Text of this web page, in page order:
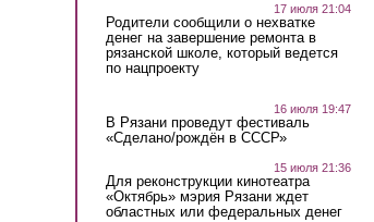
17 июля 21:04
Родители сообщили о нехватке
денег на завершение ремонта в
рязанской школе, который ведется
по нацпроекту
16 июля 19:47
В Рязани проведут фестиваль
«Сделано/рождён в СССР»
15 июля 21:36
Для реконструкции кинотеатра
«Октябрь» мэрия Рязани ждет
областных или федеральных денег